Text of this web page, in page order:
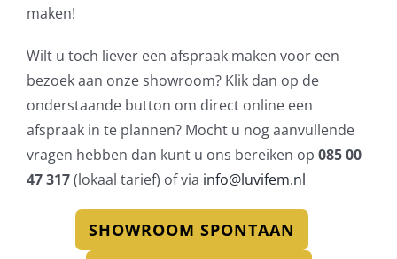
maken!
Wilt u toch liever een afspraak maken voor een
bezoek aan onze showroom? Klik dan op de
onderstaande button om direct online een
afspraak in te plannen? Mocht u nog aanvullende
vragen hebben dan kunt u ons bereiken op 085 00
47 317(lokaal tarief) of via info@luvifem.nl
SHOWROOM SPONTAAN